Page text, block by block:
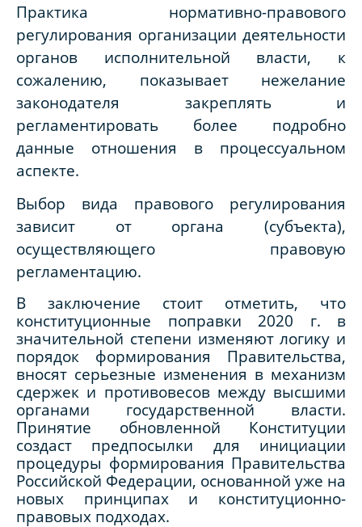
Практика нормативно-правового
регулирования организации деятельности
органов исполнительной власти, к
сожалению, показывает нежелание
законодателя закреплять и
регламентировать более подробно
данные отношения в процессуальном
аспекте.
Выбор вида правового регулирования
зависит от органа (субъекта),
осуществляющего правовую
регламентацию.
В заключение стоит отметить, что
конституционные поправки 2020 г. в
значительной степени изменяют логику и
порядок формирования Правительства,
вносят серьезные изменения в механизм
сдержек и противовесов между высшими
органами государственной власти.
Принятие обновленной Конституции
создаст предпосылки для инициации
процедуры формирования Правительства
Российской Федерации, основанной уже на
новых принципах и конституционно-
правовых подходах.